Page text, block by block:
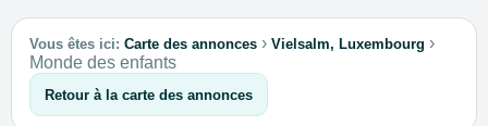
Vous êtes ici: Carte des annonces › Vielsalm, Luxembourg ›
Monde des enfants
Retour à la carte des annonces